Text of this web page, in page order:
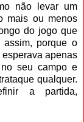
não levar um
mais ou menos
do jogo que
porque o
apenas
seu campo e
qualquer.
a partida,